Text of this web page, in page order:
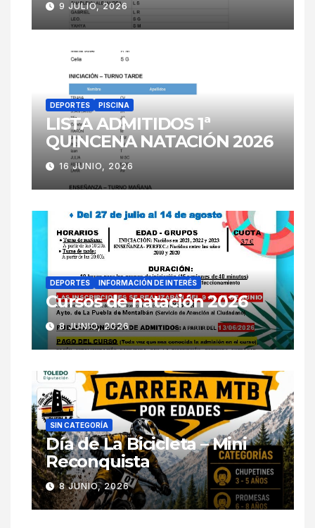
9 JULIO, 2026
DEPORTES PISCINA
LISTA ADMITIDOS 1ª
QUINCENA NATACIÓN 2026
16 JUNIO, 2026
DEPORTES INFORMACIÓN DE INTERÉS
Cursos de natación 2026
8 JUNIO, 2026
SIN CATEGORÍA
Día de La Bicicleta – Mini
Reconquista
8 JUNIO, 2026